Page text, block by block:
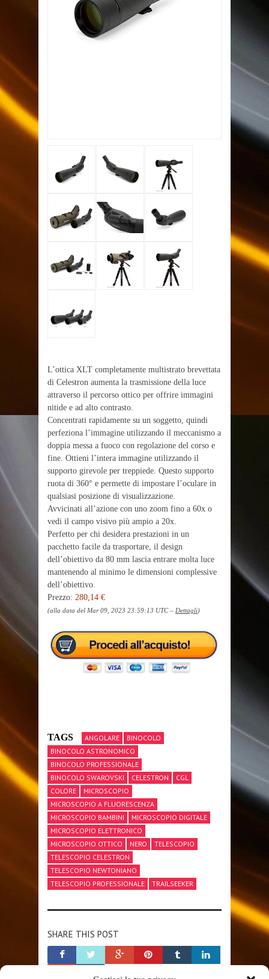
L’ottica XLT completamente multistrato brevettata
di Celestron aumenta la trasmissione della luce
attraverso il percorso ottico per offrire immagini
nitide e ad alto contrasto.
Concentrati rapidamente su un soggetto, quindi
perfeziona l’immagine utilizzando il meccanismo a
doppia messa a fuoco con regolazione del corso e
fine. Ottieni l’intera immagine utilizzando il
supporto girevole per treppiede. Questo supporto
ruota di 360° e permette di impostare l’oculare in
qualsiasi posizione di visualizzazione.
Avvicinati all’azione con uno zoom fino a 60x o
vedi il campo visivo più ampio a 20x.
Perfetto per chi desidera prestazioni in un
pacchetto facile da trasportare, il design
dell’obiettivo da 80 mm lascia entrare molta luce
mantenendo al minimo le dimensioni complessive
dell’obiettivo.
Prezzo: 280,14 €
(alla data del Mar 09, 2023 23:59:13 UTC – Dettagli)
TAGS ANGOLARE
BINOCOLO
BINOCOLO ASTRONOMICO
BINOCOLO PROFESSIONALE
BINOCOLO SWAROVSKI
CELESTRON
CGL
COLORE
MICROSCOPIO
MICROSCOPIO A FLUORESCENZA
MICROSCOPIO BAMBINI
MICROSCOPIO DIGITALE
MICROSCOPIO ELETTRONICO
MICROSCOPIO OTTICO
NERO
TELESCOPIO
TELESCOPIO CELESTRON
TELESCOPIO NEWTONIANO
TELESCOPIO PROFESSIONALE
TRAILSEEKER
SHARE THIS POST